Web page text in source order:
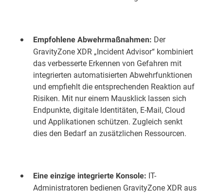
Empfohlene Abwehrmaßnahmen: Der
GravityZone XDR „Incident Advisor“ kombiniert
das verbesserte Erkennen von Gefahren mit
integrierten automatisierten Abwehrfunktionen
und empfiehlt die entsprechenden Reaktion auf
Risiken. Mit nur einem Mausklick lassen sich
Endpunkte, digitale Identitäten, E-Mail, Cloud
und Applikationen schützen. Zugleich senkt
dies den Bedarf an zusätzlichen Ressourcen.
Eine einzige integrierte Konsole: IT-
Administratoren bedienen GravityZone XDR aus